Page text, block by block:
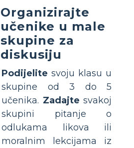
Organizirajte
učenike u male
skupine za
diskusiju
Podijelite svoju klasu u
skupine od 3 do 5
učenika. Zadajte svakoj
skupini pitanje o
odlukama likova ili
moralnim lekcijama iz